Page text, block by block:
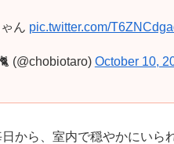
ん pic.twitter.com/
(@chobiotaro) October 10,
から、室内で穏やかにいら